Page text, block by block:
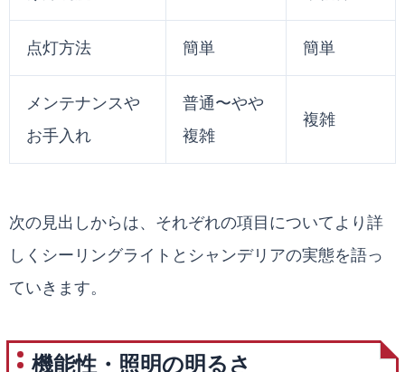
点灯方法 簡単 簡単
メンテナンスや
お手入れ
普通〜やや
複雑
複雑
次の見出しからは、それぞれの項目についてより詳
しくシーリングライトとシャンデリアの実態を語っ
ていきます。
機能性・照明の明るさ